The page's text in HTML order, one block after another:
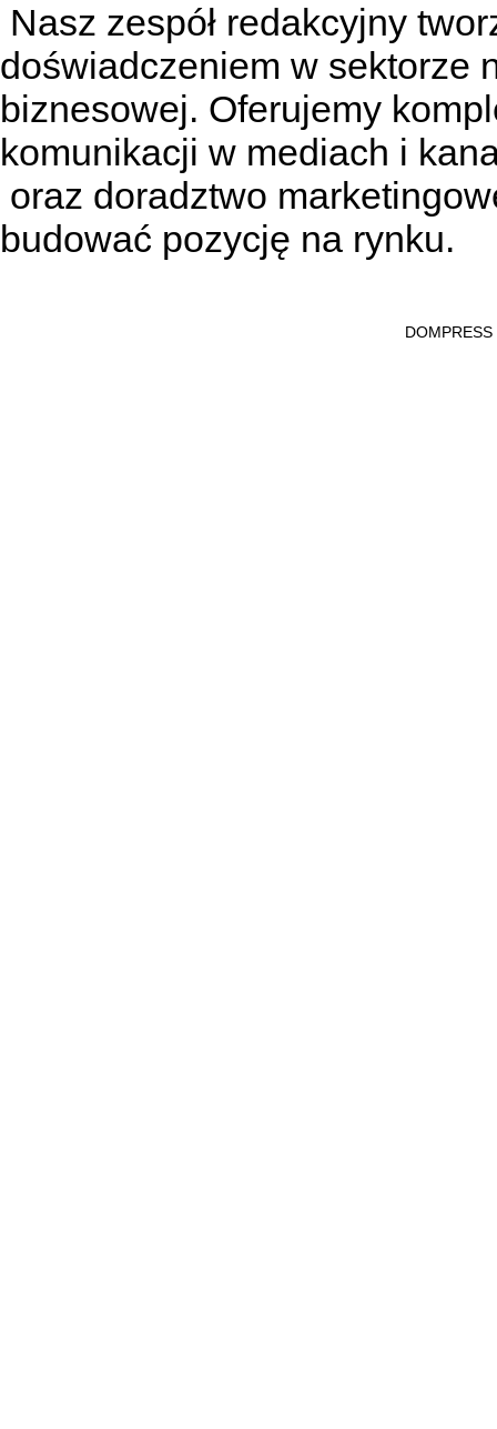
Nasz zespół redakcyjny
doświadczeniem w sektorze
biznesowej. Oferujemy
komunikacji w mediach i
oraz doradztwo
budować pozycję na rynku.